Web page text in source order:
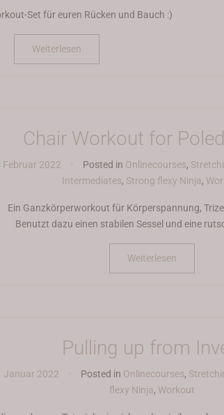
Set für euren Rücken und Bauch :)
Weiterlesen
Chair Workout for
2022 Posted in Onlinecourses,
Intermediates, Strong flexy Ninja,
Ein Ganzkörperworkout für Körperspannung,
Benutzt dazu einen stabilen Sessel und eine
Weiterlesen
Pulling up from
Januar 2022 Posted in Onlinecourses,
flexy Ninja, Workout